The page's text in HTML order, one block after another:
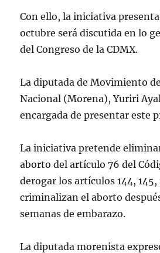
Con ello, la iniciativa
octubre será discutida en lo
del Congreso de la CDMX.
La diputada de Movimiento
Nacional (Morena), Yuriri
encargada de presentar este
La iniciativa pretende
aborto del artículo 76 del
derogar los artículos 144, 145,
criminalizan el aborto
semanas de embarazo.
La diputada morenista